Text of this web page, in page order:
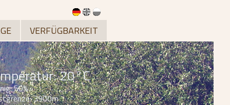
VERFÜGBARKEIT
20°C
50%
3900m